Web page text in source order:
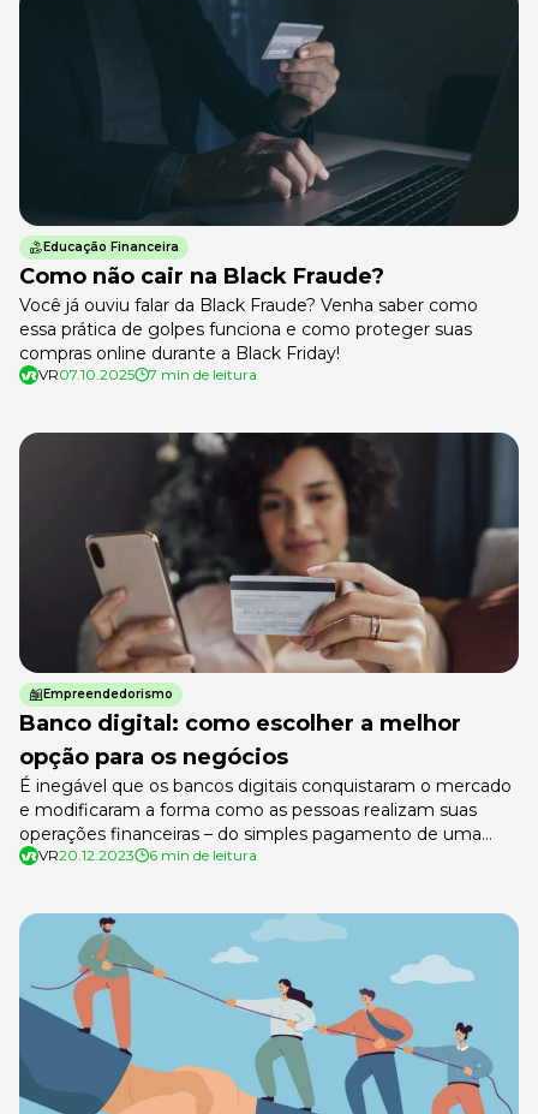
Educação Financeira
Como não cair na Black Fraude?
Você já ouviu falar da Black Fraude? Venha saber como
essa prática de golpes funciona e como proteger suas
compras online durante a Black Friday!
VR07.10.2025 7 min de leitura
Empreendedorismo
Banco digital: como escolher a melhor
opção para os negócios
É inegável que os bancos digitais conquistaram o mercado
e modificaram a forma como as pessoas realizam suas
operações financeiras – do simples pagamento de uma
conta ao pedido de empréstimo ou um financiamento para
[…]
VR20.12.2023 6 min de leitura